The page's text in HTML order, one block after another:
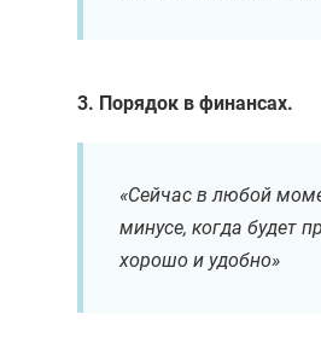
3. Порядок в финансах.
«Сейчас в любой
минусе, когда будет
хорошо и удобно»